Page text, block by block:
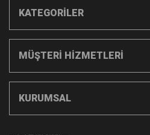
KATEGORİLER
MÜŞTERİ HİZMETLERİ
KURUMSAL